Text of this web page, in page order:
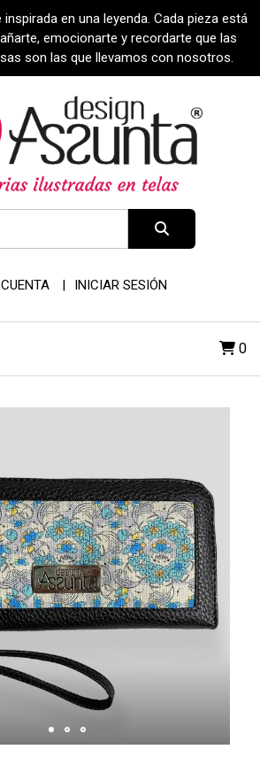
en una leyenda. Cada pieza está
emocionarte y recordarte que las
son las que llevamos con nosotros.
INICIAR SESIÓN
0